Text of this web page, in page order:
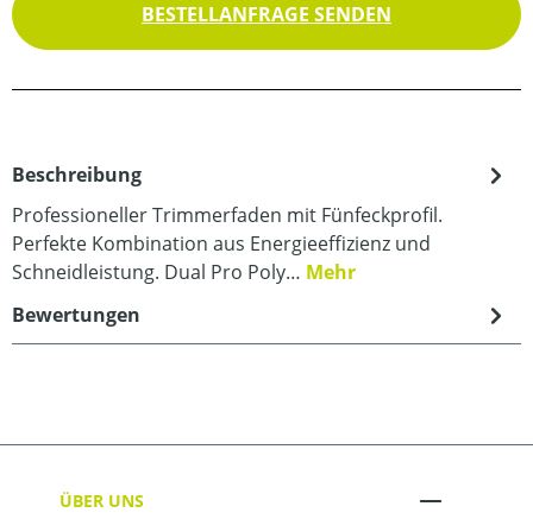
BESTELLANFRAGE SENDEN
Beschreibung
Professioneller Trimmerfaden mit Fünfeckprofil.
Perfekte Kombination aus Energieeffizienz und
Schneidleistung. Dual Pro Poly… Mehr
Bewertungen
ÜBER UNS